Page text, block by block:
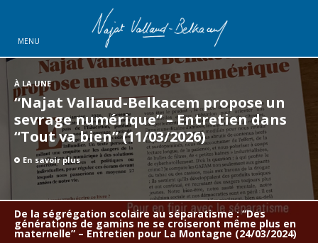
MENU
À LA UNE
“Najat Vallaud-Belkacem propose un
sevrage numérique” – Entretien dans
“Tout va bien” (11/03/2026)
En savoir plus
De la ségrégation scolaire au séparatisme : “Des
générations de gamins ne se croiseront même plus en
maternelle” – Entretien pour La Montagne (24/03/2024)